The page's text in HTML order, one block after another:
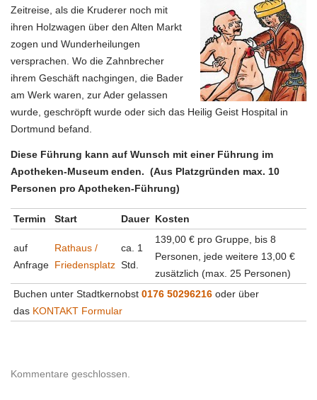
Zeitreise, als die Kruderer noch mit
ihren Holzwagen über den Alten Markt
zogen und Wunderheilungen
versprachen. Wo die Zahnbrecher
ihrem Geschäft nachgingen, die Bader
am Werk waren, zur Ader gelassen
wurde, geschröpft wurde oder sich das Heilig Geist Hospital in
Dortmund befand.
Diese Führung kann auf Wunsch mit einer Führung im
Apotheken-Museum enden. (Aus Platzgründen max. 10
Personen pro Apotheken-Führung)
Termin Start Dauer Kosten
auf
Anfrage
Rathaus /
Friedensplatz
ca. 1
Std.
139,00 € pro Gruppe, bis 8
Personen, jede weitere 13,00 €
zusätzlich (max. 25 Personen)
Buchen unter Stadtkernobst 0176 50296216 oder über
das KONTAKT Formular
Kommentare geschlossen.